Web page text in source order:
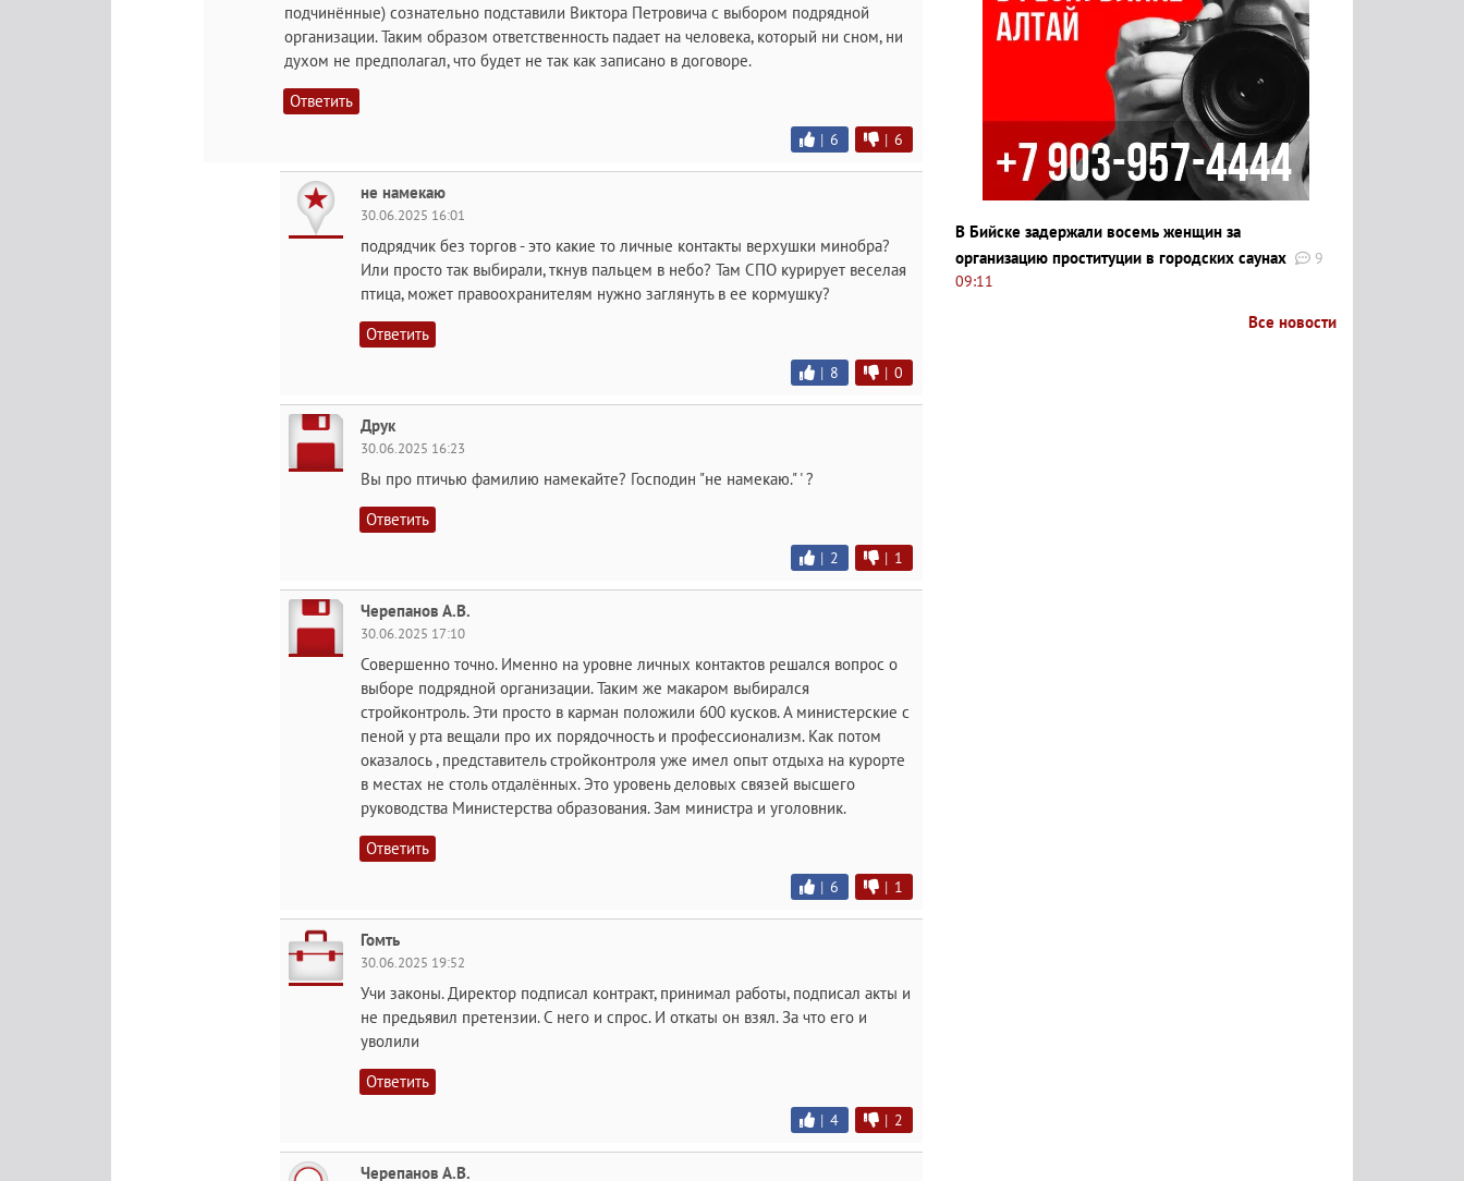
подчинённые) сознательно подставили Виктора Петровича с выбором подрядной
организации. Таким образом ответственность падает на человека, который ни сном, ни
духом не предполагал, что будет не так как записано в договоре.
Ответить
| 6 | 6
не намекаю
30.06.2025 16:01
подрядчик без торгов - это какие то личные контакты верхушки минобра?
Или просто так выбирали, ткнув пальцем в небо? Там СПО курирует веселая
птица, может правоохранителям нужно заглянуть в ее кормушку?
Ответить
| 8 | 0
Друк
30.06.2025 16:23
Вы про птичью фамилию намекайте? Господин "не намекаю." ' ?
Ответить
| 2 | 1
Черепанов А.В.
30.06.2025 17:10
Совершенно точно. Именно на уровне личных контактов решался вопрос о
выборе подрядной организации. Таким же макаром выбирался
стройконтроль. Эти просто в карман положили 600 кусков. А министерские с
пеной у рта вещали про их порядочность и профессионализм. Как потом
оказалось , представитель стройконтроля уже имел опыт отдыха на курорте
в местах не столь отдалённых. Это уровень деловых связей высшего
руководства Министерства образования. Зам министра и уголовник.
Ответить
| 6 | 1
Гомть
30.06.2025 19:52
Учи законы. Директор подписал контракт, принимал работы, подписал акты и
не предьявил претензии. С него и спрос. И откаты он взял. За что его и
уволили
Ответить
| 4 | 2
Черепанов А.В.
В Бийске задержали восемь женщин за
организацию проституции в городских саунах
9
09:11
Все новости